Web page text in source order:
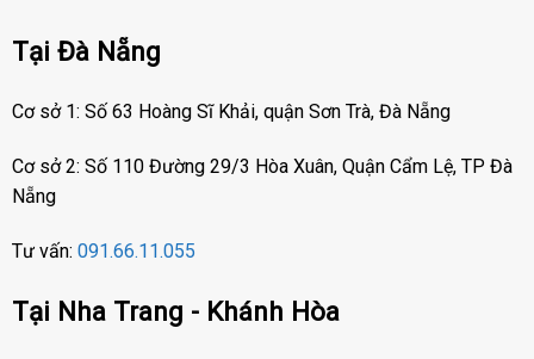
Tại Đà Nẵng
Cơ sở 1: Số 63 Hoàng Sĩ Khải, quận Sơn Trà, Đà Nẵng
Cơ sở 2: Số 110 Đường 29/3 Hòa Xuân, Quận Cẩm Lệ, TP Đà
Nẵng
Tư vấn: 091.66.11.055
Tại Nha Trang - Khánh Hòa